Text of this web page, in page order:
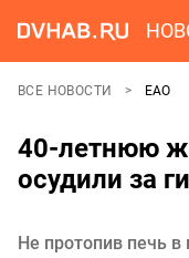
ВСЕ НОВОСТИ ЕАО
40-летнюю
осудили за
Не протопив печь